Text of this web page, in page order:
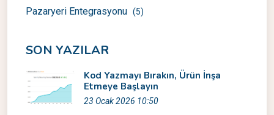
Pazaryeri Entegrasyonu (5)
SON YAZILAR
Kod Yazmayı Bırakın, Ürün İnşa
Etmeye Başlayın
23 Ocak 2026 10:50